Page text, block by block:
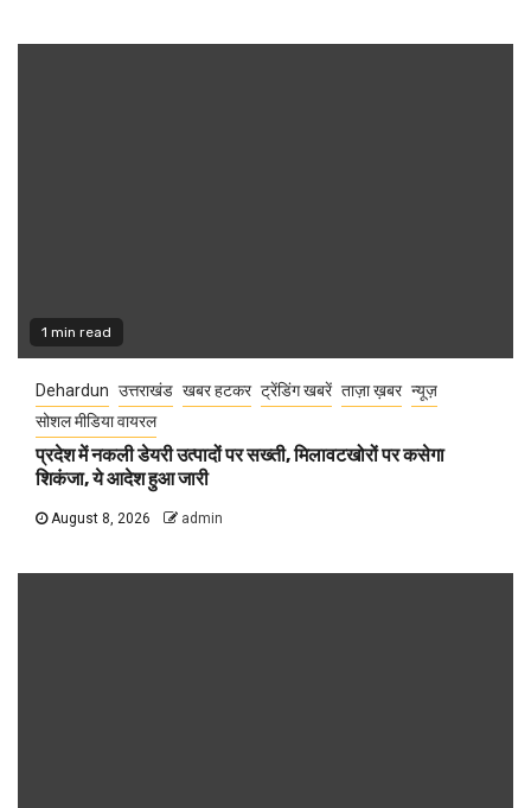
1 min read
Dehardun उत्तराखंड खबर हटकर ट्रेंडिंग खबरें ताज़ा ख़बर न्यूज़
सोशल मीडिया वायरल
प्रदेश में नकली डेयरी उत्पादों पर सख्ती, मिलावटखोरों पर कसेगा
शिकंजा, ये आदेश हुआ जारी
August 8, 2026 admin